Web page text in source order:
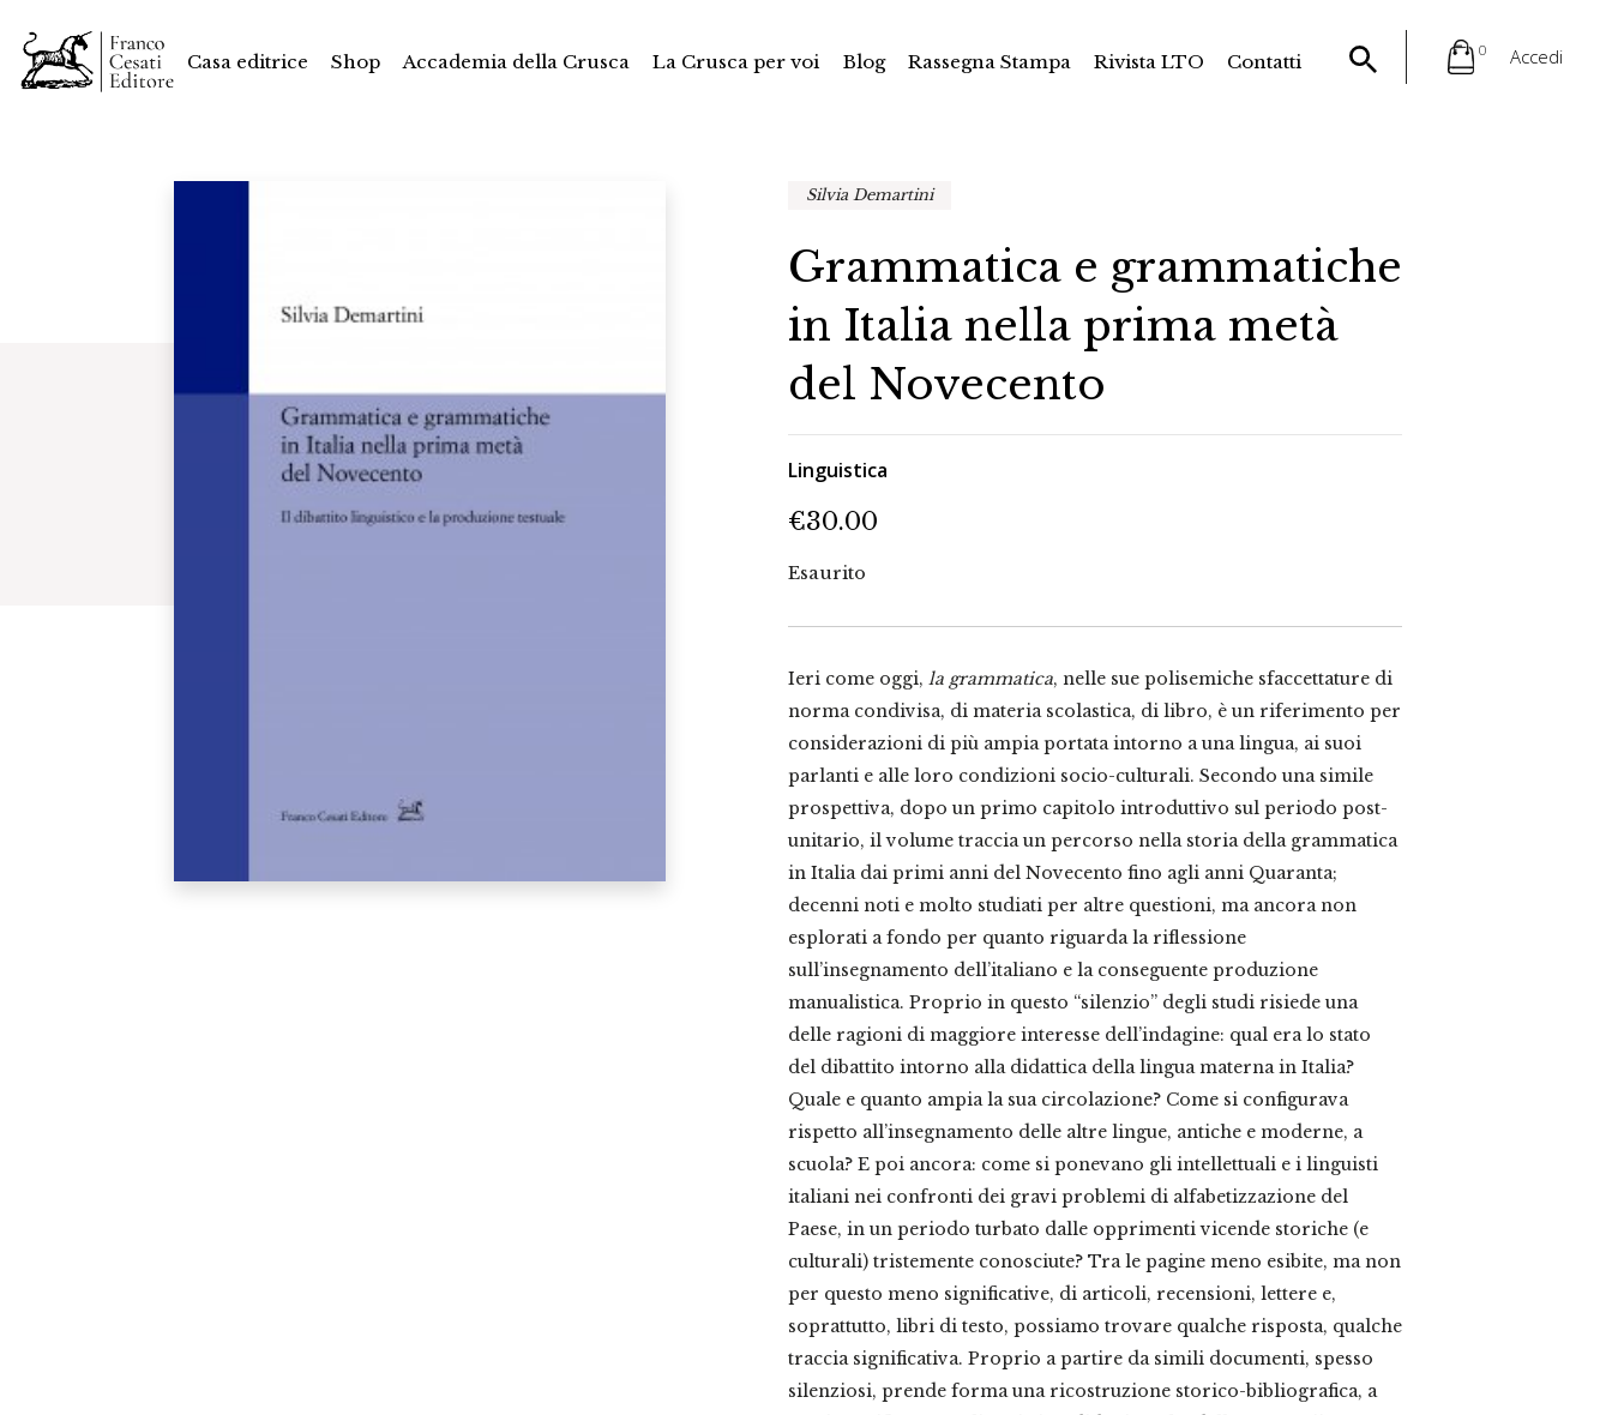
Casa editrice Shop Accademia della Crusca La Crusca per voi Blog Rassegna Stampa Rivista LTO Contatti
0 Accedi
Silvia Demartini
Grammatica e grammatiche
in Italia nella prima metà
del Novecento
Linguistica
€30.00
Esaurito
Ieri come oggi, la grammatica, nelle sue polisemiche sfaccettature di
norma condivisa, di materia scolastica, di libro, è un riferimento per
considerazioni di più ampia portata intorno a una lingua, ai suoi
parlanti e alle loro condizioni socio-culturali. Secondo una simile
prospettiva, dopo un primo capitolo introduttivo sul periodo post-
unitario, il volume traccia un percorso nella storia della grammatica
in Italia dai primi anni del Novecento fino agli anni Quaranta;
decenni noti e molto studiati per altre questioni, ma ancora non
esplorati a fondo per quanto riguarda la riflessione
sull’insegnamento dell’italiano e la conseguente produzione
manualistica. Proprio in questo “silenzio” degli studi risiede una
delle ragioni di maggiore interesse dell’indagine: qual era lo stato
del dibattito intorno alla didattica della lingua materna in Italia?
Quale e quanto ampia la sua circolazione? Come si configurava
rispetto all’insegnamento delle altre lingue, antiche e moderne, a
scuola? E poi ancora: come si ponevano gli intellettuali e i linguisti
italiani nei confronti dei gravi problemi di alfabetizzazione del
Paese, in un periodo turbato dalle opprimenti vicende storiche (e
culturali) tristemente conosciute? Tra le pagine meno esibite, ma non
per questo meno significative, di articoli, recensioni, lettere e,
soprattutto, libri di testo, possiamo trovare qualche risposta, qualche
traccia significativa. Proprio a partire da simili documenti, spesso
silenziosi, prende forma una ricostruzione storico-bibliografica, a